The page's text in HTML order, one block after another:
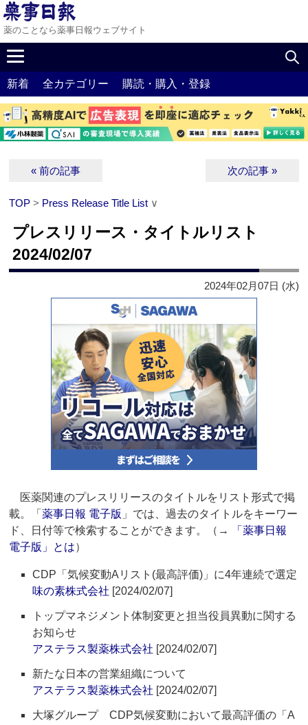
薬のことなら薬事日報ウェブサイト
新着 全カテゴリー 購読・購入・登録
« 前の記事 次の記事 »
TOP > Press Release Title List ∨
プレスリリース・タイトルリスト
2024/02/07
2024年02月07日 (水)
医薬関連のプレスリリースのタイトルをリスト形式で掲
載。「薬事日報 電子版 」では、過去のタイトルをキーワー
ド、日付等で検索することができます。（→
「薬事日報
電子版」とは）
CDP「気候変動Aリスト(最高評価)」に4年連続で選定
味の素株式会社 [2024/02/07]
トップマネジメント体制変更と担当役員異動に関する
お知らせ
アステラス製薬株式会社 [2024/02/07]
新たな日本の営業組織について
アステラス製薬株式会社 [2024/02/07]
大塚グループ CDP気候変動において最高評価の「A